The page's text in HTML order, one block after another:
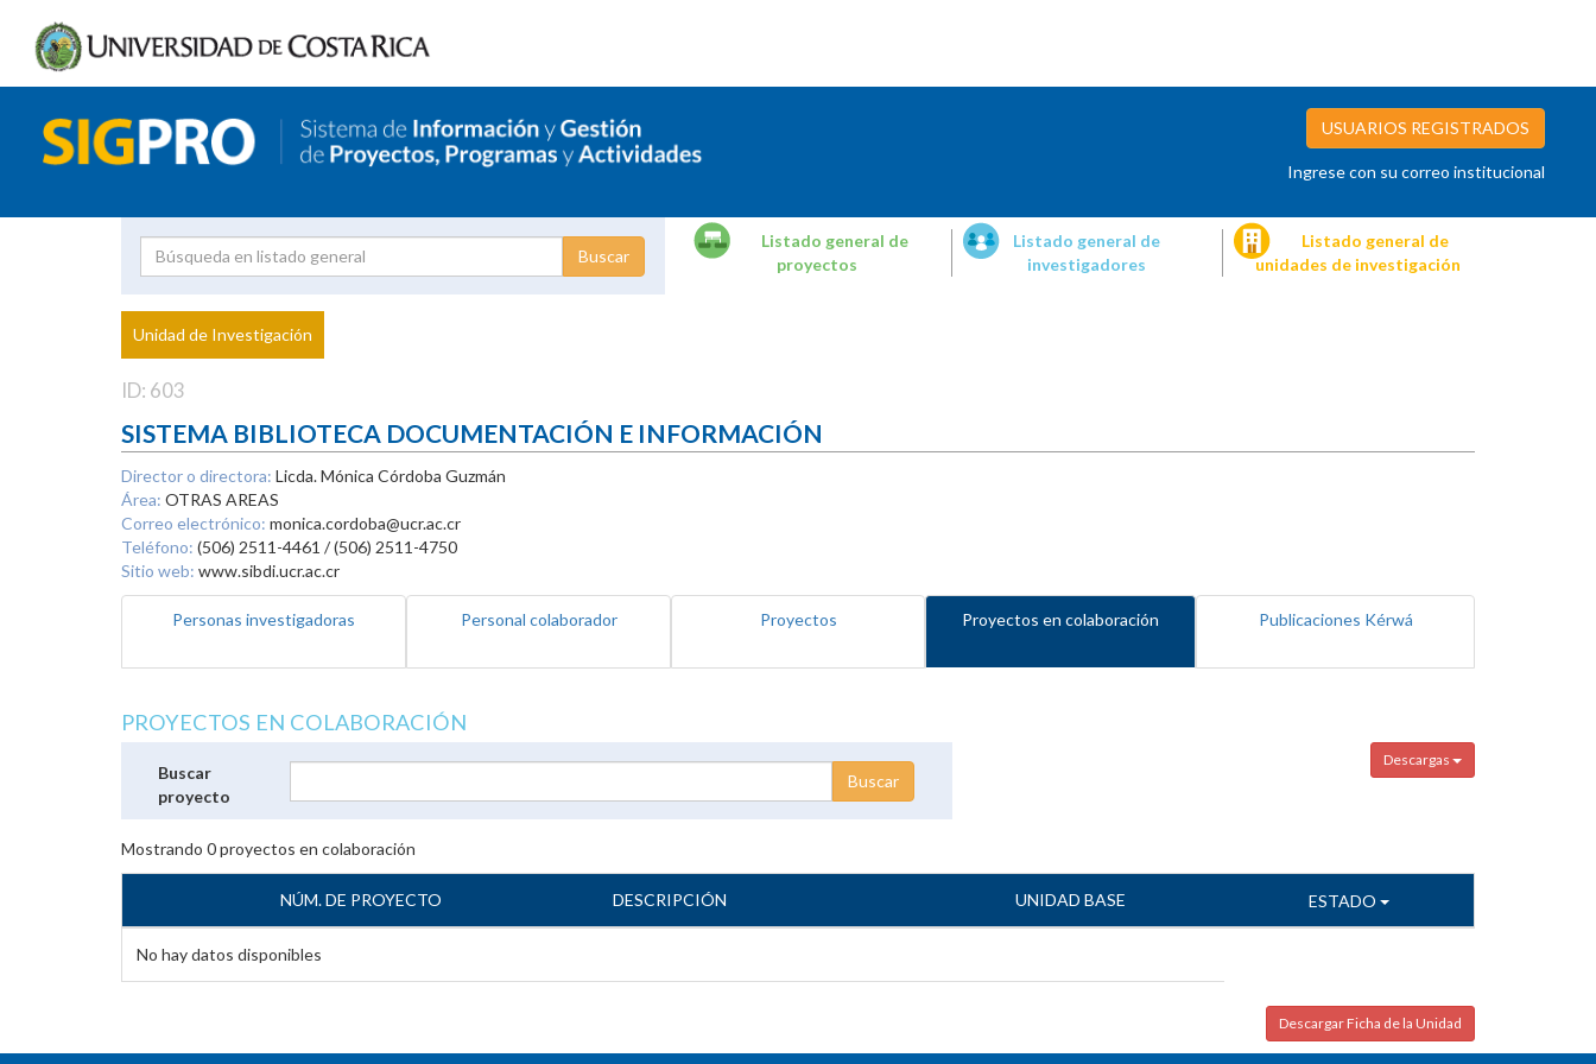
USUARIOS REGISTRADOS
Ingrese con su correo institucional
Proyecto
Investigador
Listado general de
proyectos
Listado general de
investigadores
Listado general de
unidades de investigación
Unidad de Investigación
ID: 603
SISTEMA BIBLIOTECA DOCUMENTACIÓN E INFORMACIÓN
Director o directora: Licda. Mónica Córdoba Guzmán
Área: OTRAS AREAS
Correo electrónico: monica.cordoba@ucr.ac.cr
Teléfono: (506) 2511-4461 / (506) 2511-4750
Sitio web: www.sibdi.ucr.ac.cr
Personas investigadoras Personal colaborador Proyectos Proyectos en colaboración Publicaciones Kérwá
PROYECTOS EN COLABORACIÓN
Descargas
Buscar
proyecto
Mostrando 0proyectos en colaboración
NÚM. DE PROYECTO DESCRIPCIÓN UNIDAD BASE ESTADO
No hay datos disponibles
Descargar Ficha de la Unidad